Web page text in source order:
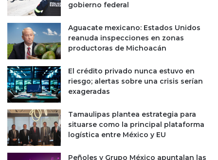
gobierno federal
Aguacate mexicano: Estados Unidos
reanuda inspecciones en zonas
productoras de Michoacán
El crédito privado nunca estuvo en
riesgo; alertas sobre una crisis serían
exageradas
Tamaulipas plantea estrategia para
situarse como la principal plataforma
logística entre México y EU
Peñoles y Grupo México apuntalan las